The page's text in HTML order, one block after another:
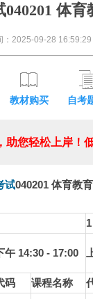
体
：2025-09-28 16:59:29
教材购买 自考
助您轻松上岸！
试040201 体育教
午 14:30 - 17:00
码 课程名称